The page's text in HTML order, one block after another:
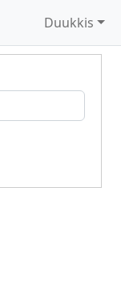
Duukkis